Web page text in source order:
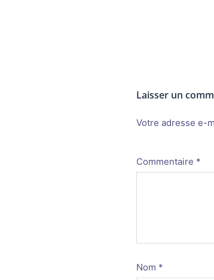
Laisser un
Votre adresse e-
Commentaire *
Nom *
Alternative: